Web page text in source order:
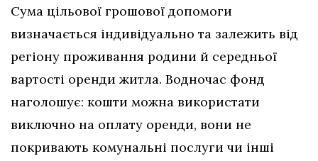
Сума цільової грошової допомоги
визначається індивідуально та залежить від
регіону проживання родини й середньої
вартості оренди житла. Водночас фонд
наголошує: кошти можна використати
виключно на оплату оренди, вони не
покривають комунальні послуги чи інші